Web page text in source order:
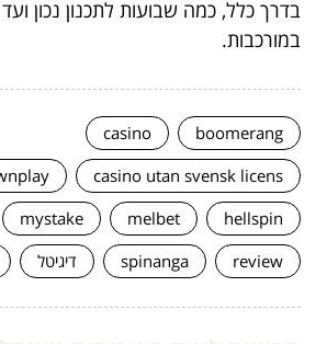
בדרך כלל, כמה שבועות לתכנון נכון
במורכבות.
boomerang
casino
casino utan svensk licens
hellspin
melbet
mystake
review
spinanga דיגיטל